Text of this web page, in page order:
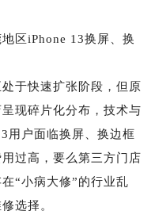
区iPhone 13换屏、换
于快速扩张阶段，但原
现碎片化分布，技术与
用户面临换屏、换边框
过高，要么第三方门店
“小病大修”的行业乱
选择。